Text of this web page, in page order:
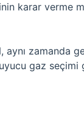
karar verme
zamanda
gaz